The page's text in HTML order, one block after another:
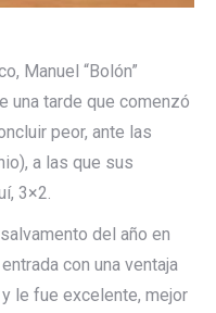
Manuel “Bolón”
una tarde que comenzó
peor, ante las
a las que sus
3×2.
del año en
con una ventaja
le fue excelente, mejor